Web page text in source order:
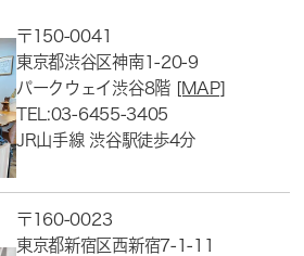
〒150-0041
東京都渋谷区神南1-20-9
パークウェイ渋谷8階 [MAP]
TEL:03-6455-3405
JR山手線 渋谷駅徒歩4分
〒160-0023
東京都新宿区西新宿7-1-11